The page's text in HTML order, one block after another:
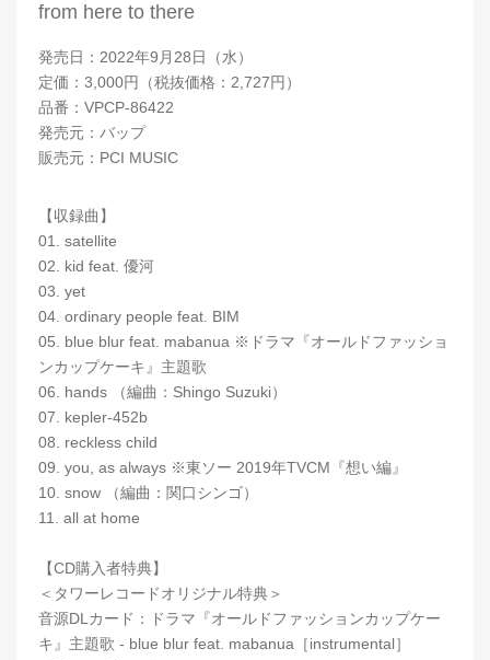
from here to there
発売日：2022年9月28日（水）
定価：3,000円（税抜価格：2,727円）
品番：VPCP-86422
発売元：バップ
販売元：PCI MUSIC
【収録曲】
01. satellite
02. kid feat. 優河
03. yet
04. ordinary people feat. BIM
05. blue blur feat. mabanua ※ドラマ『オールドファッショ
ンカップケーキ』主題歌
06. hands （編曲：Shingo Suzuki）
07. kepler-452b
08. reckless child
09. you, as always ※東ソー 2019年TVCM『想い編』
10. snow （編曲：関口シンゴ）
11. all at home
【CD購入者特典】
＜タワーレコードオリジナル特典＞
音源DLカード：ドラマ『オールドファッションカップケー
キ』主題歌 - blue blur feat. mabanua［instrumental］